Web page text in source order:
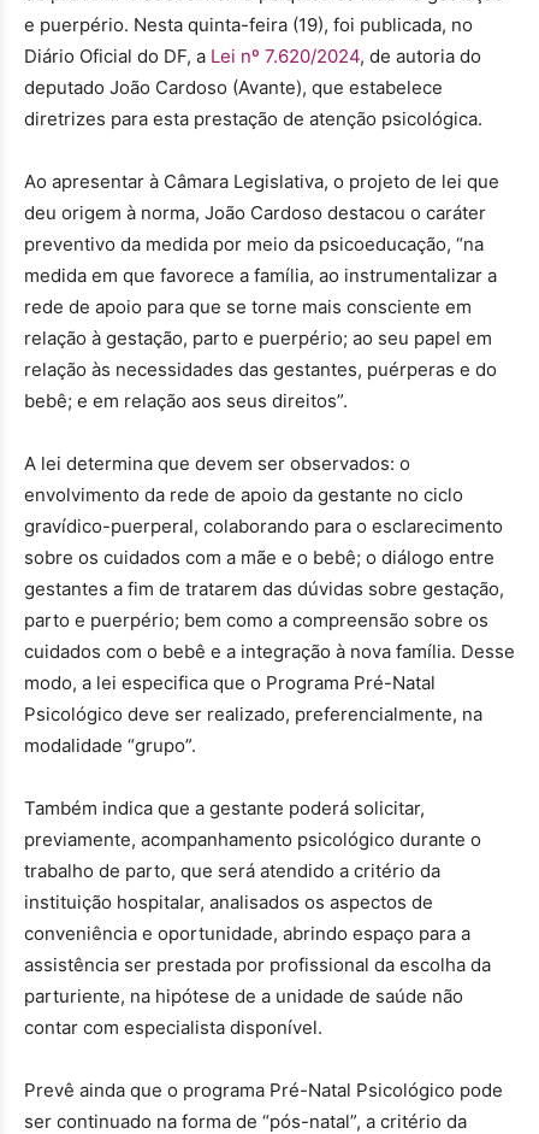
e puerpério. Nesta quinta-feira (19), foi publicada, no
Diário Oficial do DF, a Lei nº 7.620/2024, de autoria do
deputado João Cardoso (Avante), que estabelece
diretrizes para esta prestação de atenção psicológica.
Ao apresentar à Câmara Legislativa, o projeto de lei que
deu origem à norma, João Cardoso destacou o caráter
preventivo da medida por meio da psicoeducação, “na
medida em que favorece a família, ao instrumentalizar a
rede de apoio para que se torne mais consciente em
relação à gestação, parto e puerpério; ao seu papel em
relação às necessidades das gestantes, puérperas e do
bebê; e em relação aos seus direitos”.
A lei determina que devem ser observados: o
envolvimento da rede de apoio da gestante no ciclo
gravídico-puerperal, colaborando para o esclarecimento
sobre os cuidados com a mãe e o bebê; o diálogo entre
gestantes a fim de tratarem das dúvidas sobre gestação,
parto e puerpério; bem como a compreensão sobre os
cuidados com o bebê e a integração à nova família. Desse
modo, a lei especifica que o Programa Pré-Natal
Psicológico deve ser realizado, preferencialmente, na
modalidade “grupo”.
Também indica que a gestante poderá solicitar,
previamente, acompanhamento psicológico durante o
trabalho de parto, que será atendido a critério da
instituição hospitalar, analisados os aspectos de
conveniência e oportunidade, abrindo espaço para a
assistência ser prestada por profissional da escolha da
parturiente, na hipótese de a unidade de saúde não
contar com especialista disponível.
Prevê ainda que o programa Pré-Natal Psicológico pode
ser continuado na forma de “pós-natal”, a critério da